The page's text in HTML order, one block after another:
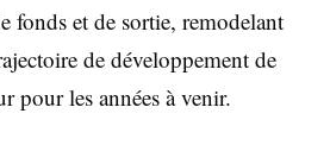
fonds et de sortie, remodelant
de développement de
pour les années à venir.